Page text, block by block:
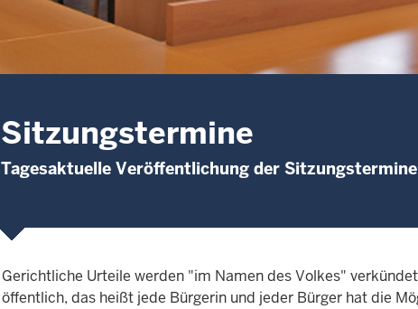
Sitzungstermine
Tagesaktuelle Veröffentlichung der
Gerichtliche Urteile werden "im Namen des Volkes"
öffentlich, das heißt jede Bürgerin und jeder Bürger hat die